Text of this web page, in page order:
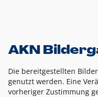
AKN
Die bereitgestellten
genutzt werden. Eine
vorheriger Zustimmung